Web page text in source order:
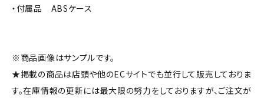
・付属品 ABSケース
※商品画像はサンプルです。
★掲載の商品は店頭や他のECサイトでも並行して販売しておりま
す。在庫情報の更新には最大限の努力をしておりますが、ご注文が